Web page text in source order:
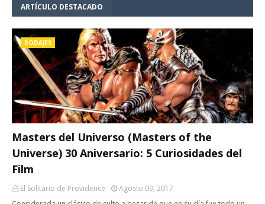
ARTÍCULO DESTACADO
RODAJES
Masters del Universo (Masters of the
Universe) 30 Aniversario: 5 Curiosidades del
Film
El Solitario de Providence
Agosto 09, 2017